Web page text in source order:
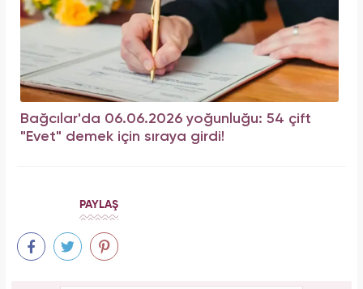
Bağcılar'da 06.06.2026 yoğunluğu: 54 çift
"Evet" demek için sıraya girdi!
PAYLAŞ